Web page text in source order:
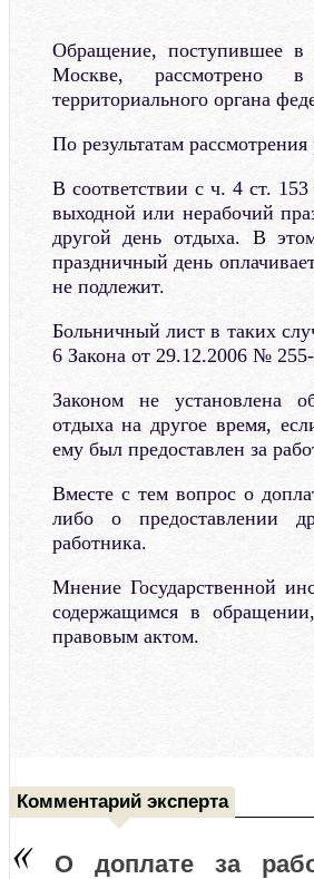
Обращение, поступившее в
Москве, рассмотрено
территориального органа
По результатам
В соответствии с ч. 4 ст.
выходной или нерабочий
другой день отдыха. В
праздничный день
не подлежит.
Больничный лист в таких
6 Закона от 29.12.2006 №
Законом не установлена
отдыха на другое время,
ему был предоставлен за
Вместе с тем вопрос о
либо о предоставлении
работника.
Мнение Государственной
содержащимся в
правовым актом.
Комментарий эксперта
О доплате за